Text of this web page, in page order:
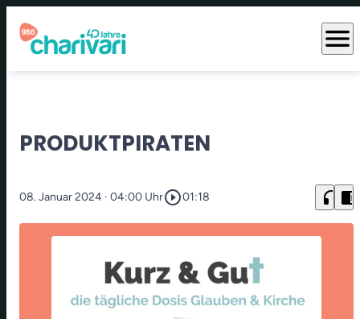
menu
PRODUKTPIRATEN
08. Januar 2024 · 04:00 Uhrplay_circle_outline01:18 headphones chrome_reader_mode